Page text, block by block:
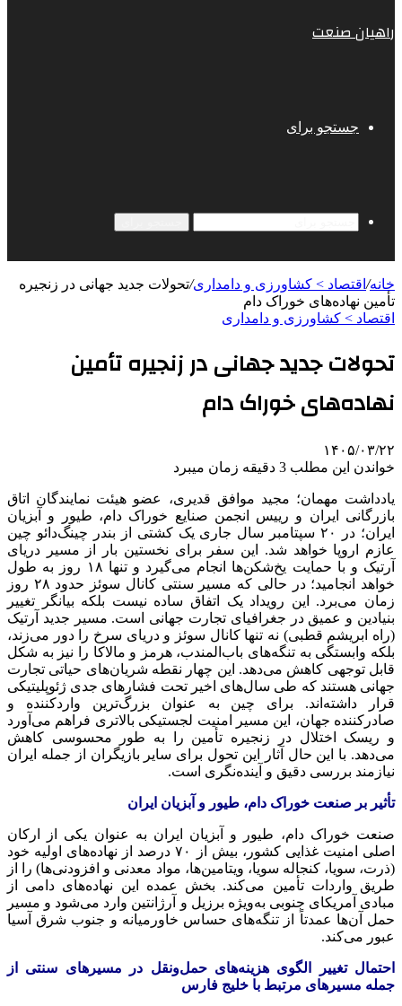
راهیان صنعت
جستجو برای
خانه/ اقتصاد > کشاورزی و دامداری/تحولات جدید جهانی در زنجیره
تأمین نهاده‌های خوراک دام
اقتصاد > کشاورزی و دامداری
تحولات جدید جهانی در زنجیره تأمین
نهاده‌های خوراک دام
۱۴۰۵/۰۳/۲۲
خواندن این مطلب 3 دقیقه زمان میبرد
یادداشت مهمان؛ مجید موافق قدیری، عضو هیئت نمایندگان اتاق
بازرگانی ایران و رییس انجمن صنایع خوراک دام، طیور و آبزیان
ایران؛ در ۲۰ سپتامبر سال جاری یک کشتی‌ از بندر چینگ‌دائو چین
عازم اروپا خواهد شد. این سفر برای نخستین بار از مسیر دریای
آرتیک و با حمایت یخ‌شکن‌ها انجام می‌گیرد و تنها ۱۸ روز به طول
خواهد انجامید؛ در حالی که مسیر سنتی کانال سوئز حدود ۲۸ روز
زمان می‌برد. این رویداد یک اتفاق ساده نیست بلکه بیانگر تغییر
بنیادین و عمیق در جغرافیای تجارت جهانی است. مسیر جدید آرتیک
(راه ابریشم قطبی) نه تنها کانال سوئز و دریای سرخ را دور می‌زند،
بلکه وابستگی به تنگه‌های باب‌المندب، هرمز و مالاکا را نیز به شکل
قابل توجهی کاهش می‌دهد. این چهار نقطه شریان‌های حیاتی تجارت
جهانی هستند که طی سال‌های اخیر تحت فشارهای جدی ژئوپلیتیکی
قرار داشته‌اند. برای چین به عنوان بزرگ‌ترین واردکننده و
صادرکننده جهان، این مسیر امنیت لجستیکی بالاتری فراهم می‌آورد
و ریسک اختلال در زنجیره تأمین را به طور محسوسی کاهش
می‌دهد. با این حال آثار این تحول برای سایر بازیگران از جمله ایران
نیازمند بررسی دقیق و آینده‌نگری است.
تأثیر بر صنعت خوراک دام، طیور و آبزیان ایران
صنعت خوراک دام، طیور و آبزیان ایران به عنوان یکی از ارکان
اصلی امنیت غذایی کشور، بیش از ۷۰ درصد از نهاده‌های اولیه خود
(ذرت، سویا، کنجاله سویا، ویتامین‌ها، مواد معدنی و افزودنی‌ها) را از
طریق واردات تأمین می‌کند. بخش عمده این نهاده‌های دامی از
مبادی آمریکای جنوبی به‌ویژه برزیل و آرژانتین وارد می‌شود و مسیر
حمل آن‌ها عمدتاً از تنگه‌های حساس خاورمیانه و جنوب شرق آسیا
عبور می‌کند.
احتمال تغییر الگوی هزینه‌های حمل‌ونقل در مسیرهای سنتی از
جمله مسیرهای مرتبط با خلیج فارس